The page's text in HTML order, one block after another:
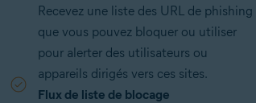
Recevez une liste des URL de phishing
que vous pouvez bloquer ou utiliser
pour alerter des utilisateurs ou
appareils dirigés vers ces sites.
Flux de liste de blocage